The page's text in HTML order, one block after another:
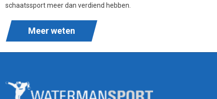
schaatssport meer dan verdiend hebben.
Meer weten